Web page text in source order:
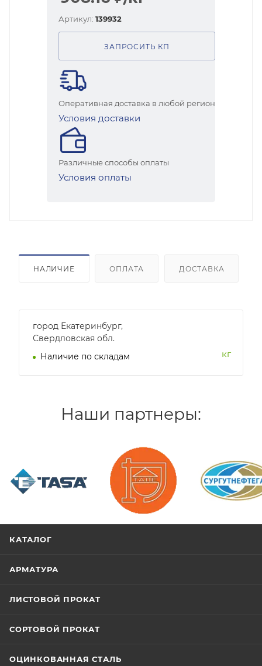
Артикул: 139932
ЗАПРОСИТЬ КП
Оперативная доставка в любой регион
Условия доставки
Различные способы оплаты
Условия оплаты
НАЛИЧИЕ ОПЛАТА ДОСТАВКА
город Екатеринбург,
Свердловская обл.
Наличие по складам
кг
Наши партнеры:
КАТАЛОГ
АРМАТУРА
ЛИСТОВОЙ ПРОКАТ
СОРТОВОЙ ПРОКАТ
ОЦИНКОВАННАЯ СТАЛЬ